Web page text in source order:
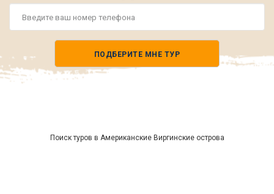
ПОДБЕРИТЕ МНЕ ТУР
Поиск туров в Американские Виргинские острова